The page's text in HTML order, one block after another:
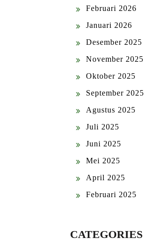
Februari 2026
Januari 2026
Desember 2025
November 2025
Oktober 2025
September 2025
Agustus 2025
Juli 2025
Juni 2025
Mei 2025
April 2025
Februari 2025
CATEGORIES